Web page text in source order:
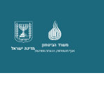
מדינת ישראל
משרד הביטחון
אגף משפחות, הנצחה ומורשת